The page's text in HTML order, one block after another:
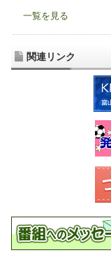
一覧を見る
関連リンク